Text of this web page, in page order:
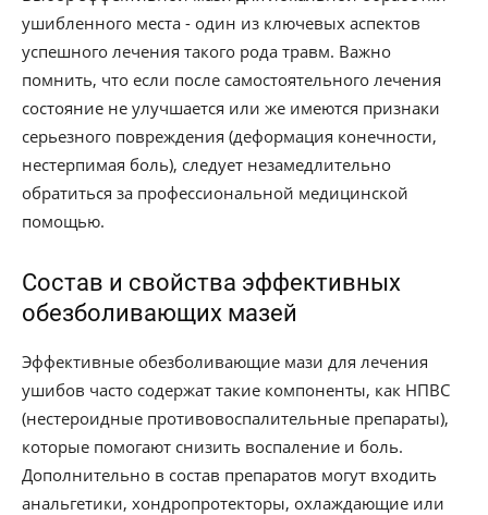
ушибленного места - один из ключевых аспектов
успешного лечения такого рода травм. Важно
помнить, что если после самостоятельного лечения
состояние не улучшается или же имеются признаки
серьезного повреждения (деформация конечности,
нестерпимая боль), следует незамедлительно
обратиться за профессиональной медицинской
помощью.
Состав и свойства эффективных
обезболивающих мазей
Эффективные обезболивающие мази для лечения
ушибов часто содержат такие компоненты, как НПВС
(неcтероидные противовоспалительные препараты),
которые помогают снизить воспаление и боль.
Дополнительно в состав препаратов могут входить
анальгетики, хондропротекторы, охлаждающие или